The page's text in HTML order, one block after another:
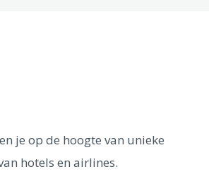
je op de hoogte van unieke
hotels en airlines.